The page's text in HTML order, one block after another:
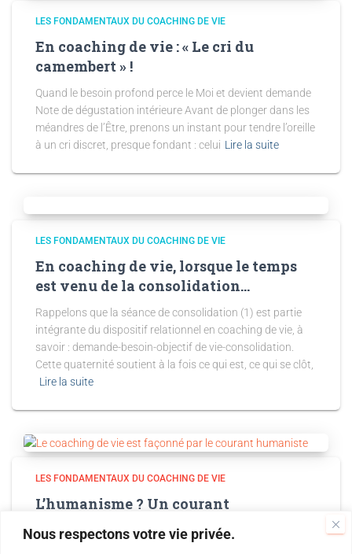
Nous respectons votre vie privée.
LES FONDAMENTAUX DU COACHING DE VIE
En coaching de vie : « Le cri du
camembert » !
Quand le besoin profond perce le Moi et devient demande
Note de dégustation intérieure Avant de plonger dans les
méandres de l’Être, prenons un instant pour tendre l’oreille
à un cri discret, presque fondant : celui Lire la suite
LES FONDAMENTAUX DU COACHING DE VIE
En coaching de vie, lorsque le temps
est venu de la consolidation…
Rappelons que la séance de consolidation (1) est partie
intégrante du dispositif relationnel en coaching de vie, à
savoir : demande-besoin-objectif de vie-consolidation.
Cette quaternité soutient à la fois ce qui est, ce qui se clôt,
Lire la suite
LES FONDAMENTAUX DU COACHING DE VIE
L’humanisme ? Un courant
philosophique en mouvement qui
façonne le coaching de vie